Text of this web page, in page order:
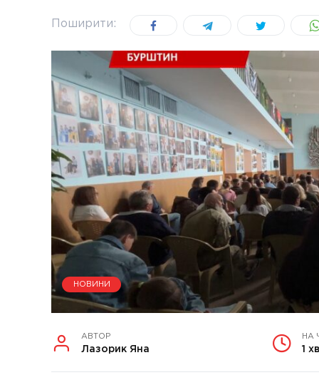
Поширити:
НОВИНИ
АВТОР
Лазорик Яна
НА
1 хв